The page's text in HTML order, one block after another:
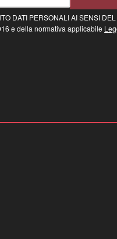
DATI PERSONALI AI SENSI DEL
e della normativa applicabile